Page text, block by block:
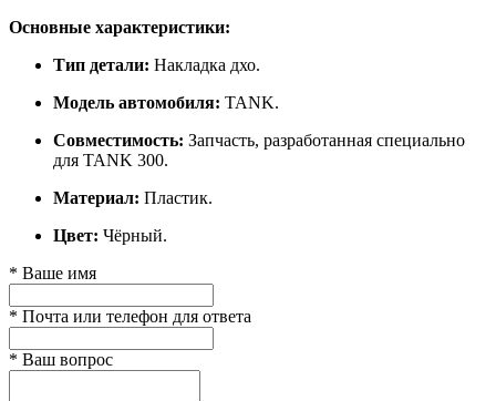
Основные характеристики:
Тип детали: Накладка дхо.
Модель автомобиля: TANK.
Совместимость: Запчасть, разработанная специально
для TANK 300.
Материал: Пластик.
Цвет: Чёрный.
* Ваше имя
* Почта или телефон для ответа
* Ваш вопрос